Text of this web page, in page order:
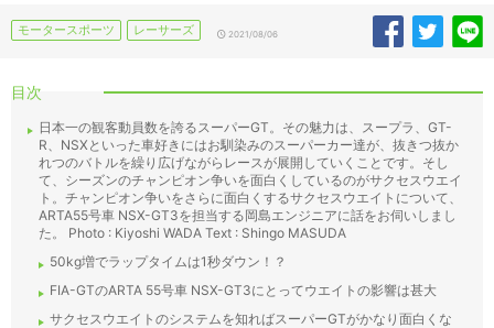
モータースポーツ レーサーズ 2021/08/06
目次
日本一の観客動員数を誇るスーパーGT。その魅力は、スープラ、GT-
R、NSXといった車好きにはお馴染みのスーパーカー達が、抜きつ抜か
れつのバトルを繰り広げながらレースが展開していくことです。そし
て、シーズンのチャンピオン争いを面白くしているのがサクセスウエイ
ト。チャンピオン争いをさらに面白くするサクセスウエイトについて、
ARTA55号車 NSX-GT3を担当する岡島エンジニアに話をお伺いしまし
た。 Photo : Kiyoshi WADA Text : Shingo MASUDA
50kg増でラップタイムは1秒ダウン！？
FIA-GTのARTA 55号車 NSX-GT3にとってウエイトの影響は甚大
サクセスウエイトのシステムを知ればスーパーGTがかなり面白くな